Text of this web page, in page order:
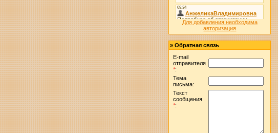
Для добавления необходима
авторизация
»Обратная связь
E-mail
отправителя
*:
Тема
письма:
Текст
сообщения
*: